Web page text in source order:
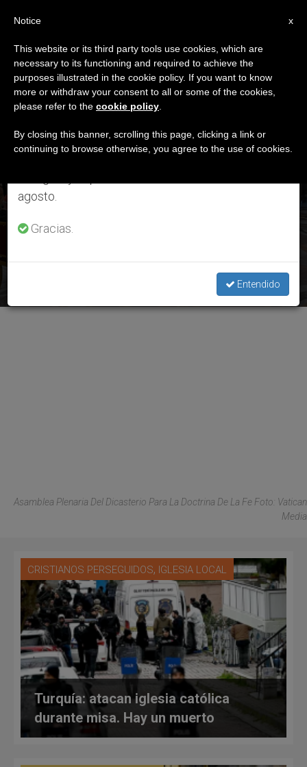
DÍA
Enero 28th, 2024
ÚLTIMAS NOTICIAS
Por segunda ocasión, Papa Francisco habla públicamente
JAN 28, 2024 23:55
Asamblea Plenaria Del Dicasterio Para La Doctrina De La Fe Foto: Vatican
Media
CRISTIANOS PERSEGUIDOS, IGLESIA LOCAL
Turquía: atacan iglesia católica
durante misa. Hay un muerto
×
Aviso importante
Del 27 de julio al 7 de agosto haremos la pausa
anual, aprovechando que en el periodo de verano
se generan menos informaciones y también el
agosto.
Gracias.
Entendido
x
Notice
This website or its third party tools use cookies, which are
necessary to its functioning and required to achieve the
purposes illustrated in the cookie policy. If you want to know
more or withdraw your consent to all or some of the cookies,
please refer to the cookie policy
By closing this banner, scrolling this page, clicking a link or
continuing to browse otherwise, you agree to the use of cookies.